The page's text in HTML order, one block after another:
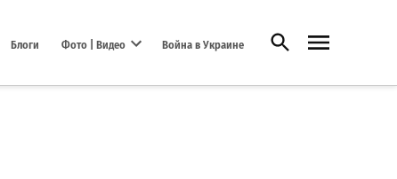
Блоги Фото | Видео Война в Украине Открыть поиск